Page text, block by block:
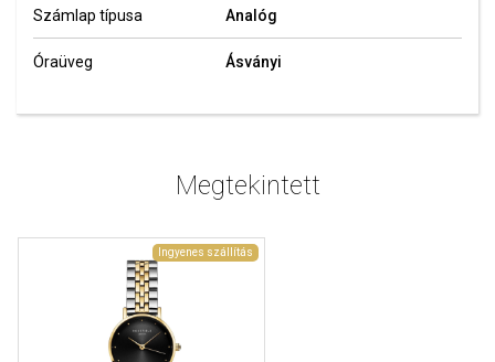
Számlap típusa Analóg
Óraüveg Ásványi
Megtekintett
Ingyenes szállítás